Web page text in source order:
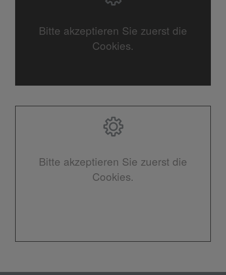
Bitte akzeptieren Sie zuerst die
Cookies.
Bitte akzeptieren Sie zuerst die
Cookies.